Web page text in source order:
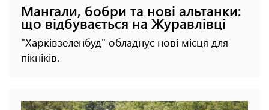
Мангали, бобри та нові альтанки:
що відбувається на Журавлівці
"Харківзеленбуд" обладнує нові місця для
пікніків.